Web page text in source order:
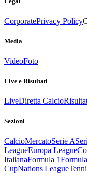
CorporatePrivacy Policy
Media
VideoFoto
Live e Risultati
LiveDiretta Calcio
Sezioni
CalcioMercatoSerie A
LeagueEuropa League
ItalianaFormula 1
CupNations League